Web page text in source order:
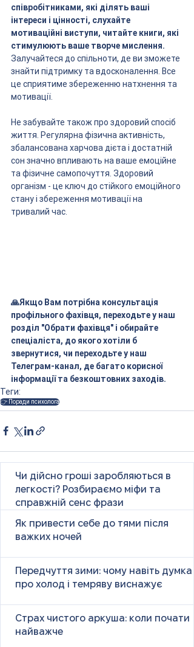
співробітниками, які ділять ваші
інтереси і цінності, слухайте
мотиваційні виступи, читайте книги, які
стимулюють ваше творче мислення.
Залучайтеся до спільноти, де ви зможете
знайти підтримку та вдосконалення. Все
це сприятиме збереженню натхнення та
мотивації.
Не забувайте також про здоровий спосіб
життя. Регулярна фізична активність,
збалансована харчова дієта і достатній
сон значно впливають на ваше емоційне
та фізичне самопочуття. Здоровий
організм - це ключ до стійкого емоційного
стану і збереження мотивації на
тривалий час.
🙏Якщо Вам потрібна консультація
профільного фахівця, переходьте у наш
розділ "Обрати фахівця" і обирайте
спеціаліста, до якого хотіли б
звернутися, чи переходьте у наш
Телеграм-канал, де багато корисної
інформації та безкоштовних заходів.
Теги:
👉 Поради психолога
Чи дійсно гроші заробляються в
легкості? Розбираємо міфи та
справжній сенс фрази
Як привести себе до тями після
важких ночей
Передчуття зими: чому навіть думка
про холод і темряву виснажує
Страх чистого аркуша: коли почати
найважче